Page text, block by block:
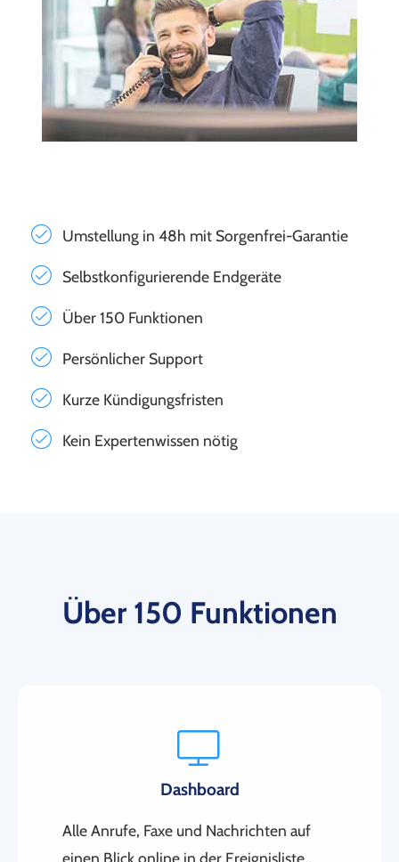
Umstellung in 48h mit Sorgenfrei-Garantie
Selbstkonfigurierende Endgeräte
Über 150 Funktionen
Persönlicher Support
Kurze Kündigungsfristen
Kein Expertenwissen nötig
Über 150 Funktionen
Dashboard
Alle Anrufe, Faxe und Nachrichten auf
einen Blick online in der Ereignisliste.